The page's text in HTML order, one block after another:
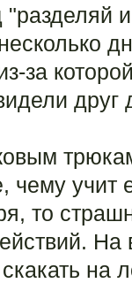
за
друг
чему учит
то
На
скакать